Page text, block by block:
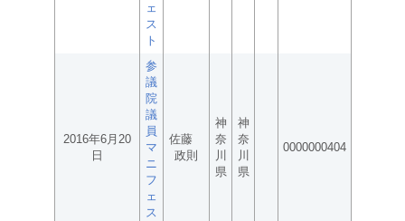
ェ
ス
ト
2016年6月20
日
参
議
院
議
員
マ
ニ
フ
ェ
ス
佐藤
政則
神
奈
川
県
神
奈
川
県
0000000404